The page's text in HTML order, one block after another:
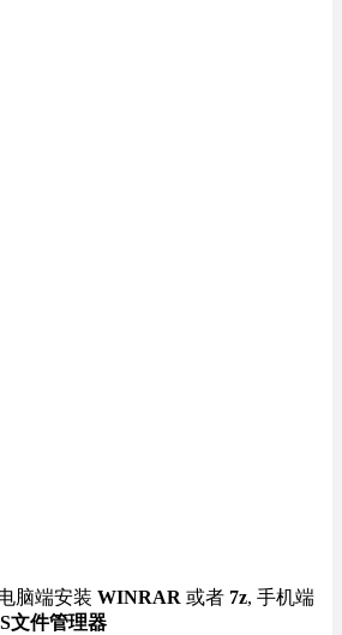
脑端安装 WINRAR 或者 7z, 手机端
文件管理器